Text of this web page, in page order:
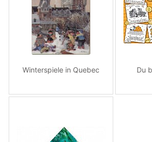
Winterspiele in Quebec Du